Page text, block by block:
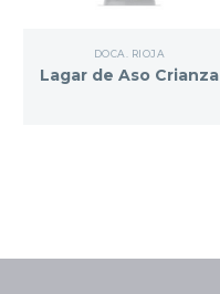
DOCA. RIOJA
Lagar de Aso Crianza